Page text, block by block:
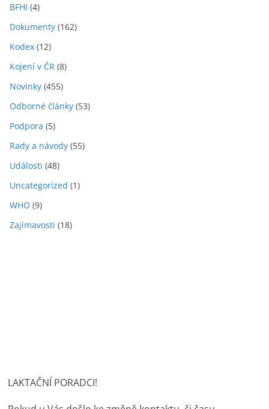
BFHI (4)
Dokumenty (162)
Kodex (12)
Kojení v ČR (8)
Novinky (455)
Odborné články (53)
Podpora (5)
Rady a návody (55)
Události (48)
Uncategorized (1)
WHO (9)
Zajímavosti (18)
LAKTAČNÍ PORADCI!